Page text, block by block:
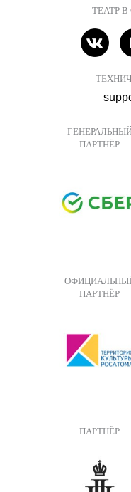
ТЕАТР
ПАРТНЁР
ПАРТНЁР
ПАРТНЁР